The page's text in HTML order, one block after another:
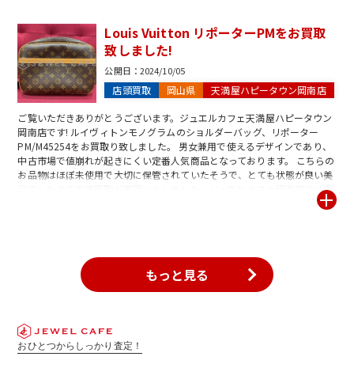
ぐ査定・金額提示を致します。査定はもちろん無料ですので、ぜひお気軽
にお立ち寄りくださいませ。Louis Vuitton リポーターPMをお買取
致しました!
公開日： 2024/10/05
店頭買取 岡山県 天満屋ハピータウン岡南店
ご覧いただきありがとうございます。ジュエルカフェ天満屋ハピータウン
岡南店です! ルイヴィトンモノグラムのショルダーバッグ、リポーター
PM/M45254をお買取り致しました。 男女兼用で使えるデザインであり、
中古市場で値崩れが起きにくい定番人気商品となっております。 こちらの
お品物はほぼ未使用で大切に保管されていたそうで、とても状態が良い美
品でしたので高価買取が実現いたしました。ジュエルカフェ岡南店では査
定は無料で行っております。お家に眠っている気になるブランドバッグな
もっと見る
おひとつからしっかり査定！